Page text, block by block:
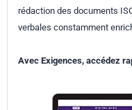
rédaction des documents
verbales constamment
Avec Exigences, accédez